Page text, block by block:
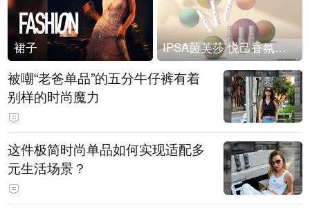
裙子 IPSA茵芙莎 悦己香氛凝露上市
被嘲“老爸单品”的五分牛仔裤有着
别样的时尚魔力
这件极简时尚单品如何实现适配多
元生活场景？